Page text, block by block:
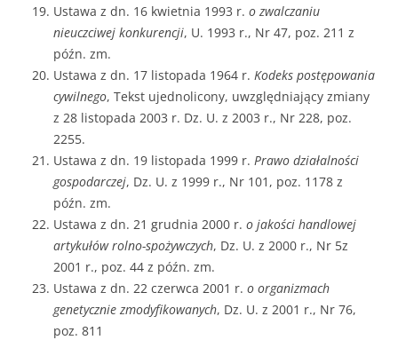
Ustawa z dn. 16 kwietnia 1993 r. o zwalczaniu
nieuczciwej konkurencji, U. 1993 r., Nr 47, poz. 211 z
późn. zm.
Ustawa z dn. 17 listopada 1964 r. Kodeks postępowania
cywilnego, Tekst ujednolicony, uwzględniający zmiany
z 28 listopada 2003 r. Dz. U. z 2003 r., Nr 228, poz.
2255.
Ustawa z dn. 19 listopada 1999 r. Prawo działalności
gospodarczej, Dz. U. z 1999 r., Nr 101, poz. 1178 z
późn. zm.
Ustawa z dn. 21 grudnia 2000 r. o jakości handlowej
artykułów rolno-spożywczych, Dz. U. z 2000 r., Nr 5z
2001 r., poz. 44 z późn. zm.
Ustawa z dn. 22 czerwca 2001 r. o organizmach
genetycznie zmodyfikowanych, Dz. U. z 2001 r., Nr 76,
poz. 811